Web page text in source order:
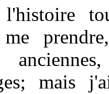
mais